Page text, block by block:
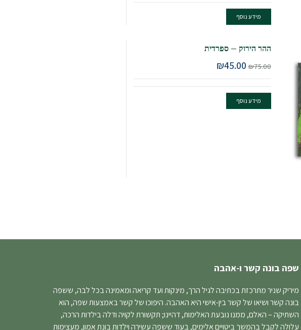
מידע נוסף
ההר הירוק – ספרדית
₪75.00
₪45.00
מידע נוסף
שפה בונה קשר ו-אהבה
מיריק שניר מתרכזת בכתיבה לגיל הרך, מינקות ועד קריאה ומאמינה בכל לבה, ששפה
בונה קשר ושיאו של קשר בין-אישי היא האהבה. היפוכו של קשר באמצעות שפה, הוא
השתיקה – האלם, ממנו נובעת האלימות, דהיינו; תקשורת לקויה ודלה בילדות הרכה,
עלולה לקבל בהמשך ביטויים אלימים, בעוד ששפה עשירה וילדות בונת אמון, מעצימות